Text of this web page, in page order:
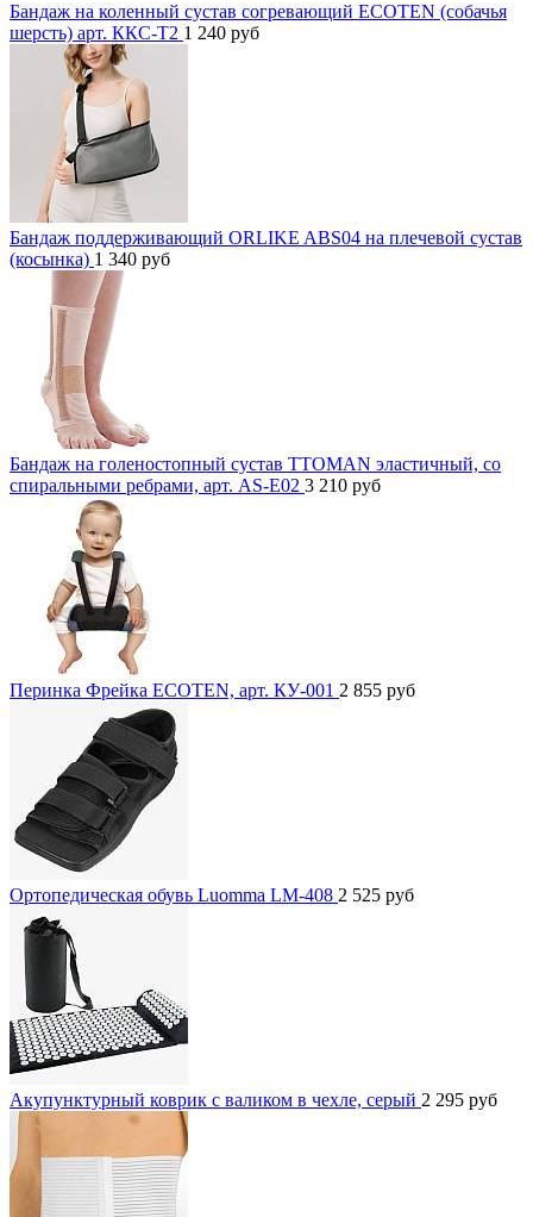
Бандаж на коленный сустав согревающий ECOTEN (собачья
шерсть) арт. ККС-Т2 1 240 руб
Бандаж поддерживающий ORLIKE ABS04 на плечевой сустав
(косынка) 1 340 руб
Бандаж на голеностопный сустав TTOMAN эластичный, со
спиральными ребрами, арт. AS-E02 3 210 руб
Перинка Фрейка ECOTEN, арт. КУ-001 2 855 руб
Ортопедическая обувь Luomma LM-408 2 525 руб
Акупунктурный коврик с валиком в чехле, серый 2 295 руб